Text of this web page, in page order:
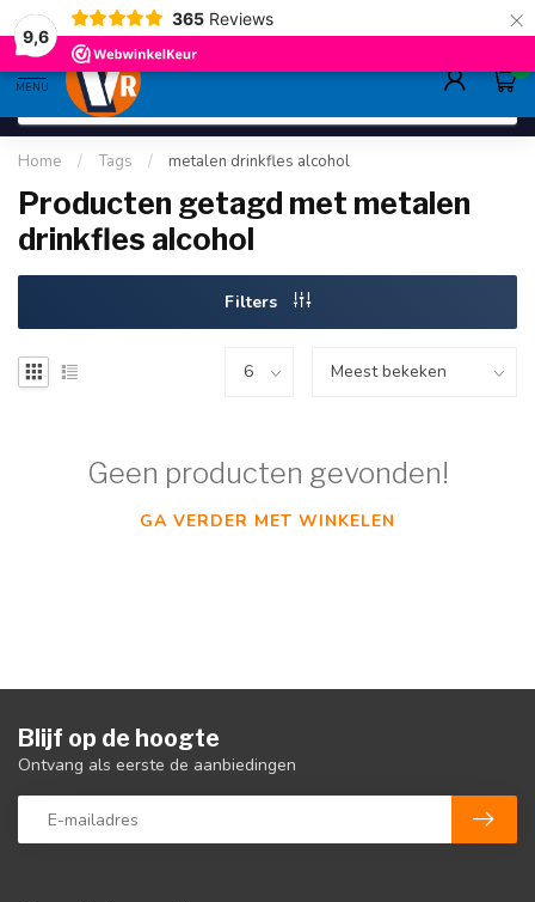
9,6
365 Reviews ×
gratis verzending>80,-
MENU
0
Home / Tags / metalen drinkfles alcohol
Producten getagd met metalen
drinkfles alcohol
Filters
Geen producten gevonden!
GA VERDER MET WINKELEN
Blijf op de hoogte
Ontvang als eerste de aanbiedingen